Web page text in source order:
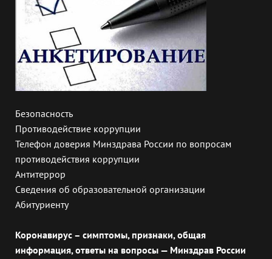
Безопасность
Противодействие коррупции
Телефон доверия Минздрава России по вопросам
противодействия коррупции
Антитеррор
Сведения об образовательной организации
Абитуриенту
Коронавирус – симптомы, признаки, общая
информация, ответы на вопросы — Минздрав России